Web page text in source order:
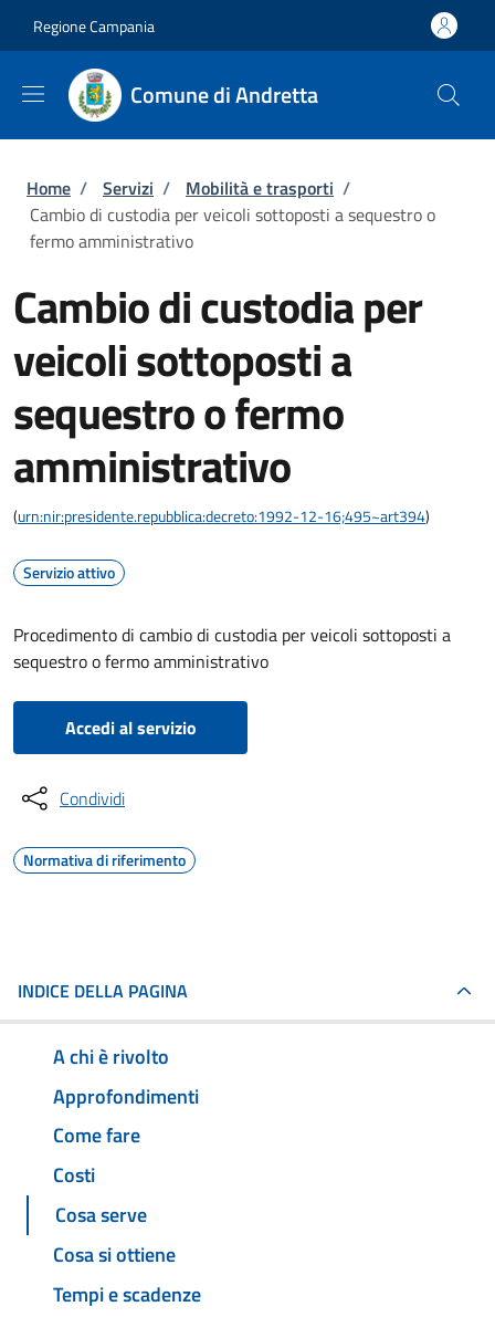
Regione Campania
Comune di Andretta
Briciole di pane
Home / Servizi / Mobilità e trasporti /
Cambio di custodia per veicoli sottoposti a sequestro o
fermo amministrativo
Cambio di custodia per
veicoli sottoposti a
sequestro o fermo
amministrativo
(urn:nir:presidente.repubblica:decreto:1992-12-16;495~art394)
Servizio attivo
Procedimento di cambio di custodia per veicoli sottoposti a
sequestro o fermo amministrativo
Accedi al servizio
Condividi
Normativa di riferimento
INDICE DELLA PAGINA
A chi è rivolto
Approfondimenti
Come fare
Costi
Cosa serve
Cosa si ottiene
Tempi e scadenze